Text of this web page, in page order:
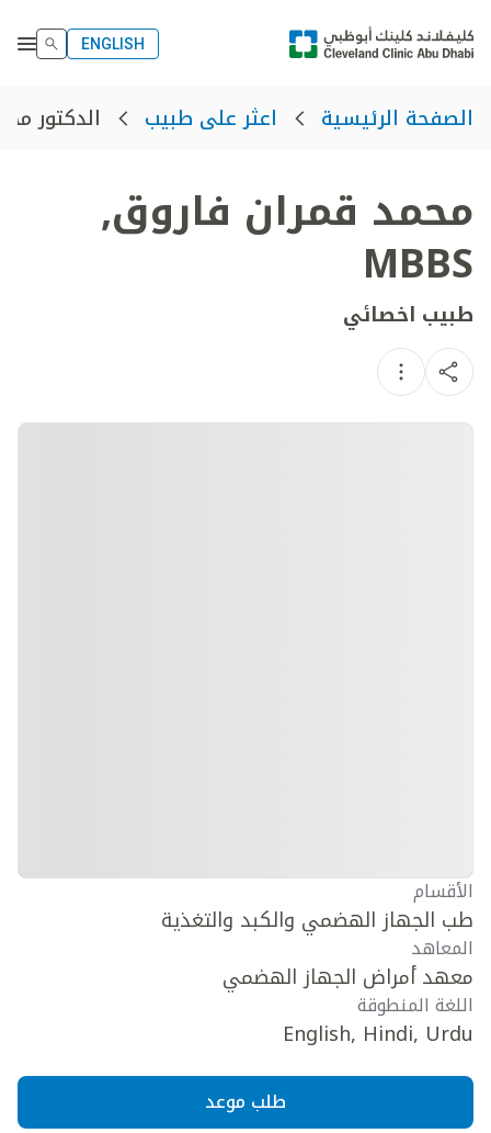
ENGLISH
الصفحة الرئيسية اعثر على طبيب الدكتور
محمد قمران فاروق,
MBBS
طبيب اخصائي
الأقسام
طب الجهاز الهضمي والكبد والتغذية
المعاهد
معهد أمراض الجهاز الهضمي
اللغة المنطوقة
English, Hindi, Urdu
طلب موعد